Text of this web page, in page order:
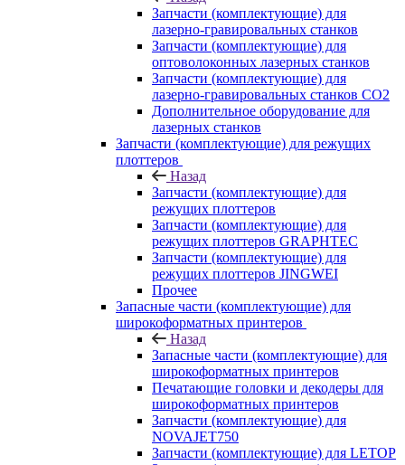
Запчасти (комплектующие) для
лазерно-гравировальных станков
Запчасти (комплектующие) для
оптоволоконных лазерных станков
Запчасти (комплектующие) для
лазерно-гравировальных станков CO2
Дополнительное оборудование для
лазерных станков
Запчасти (комплектующие) для режущих
плоттеров
Назад
Запчасти (комплектующие) для
режущих плоттеров
Запчасти (комплектующие) для
режущих плоттеров GRAPHTEC
Запчасти (комплектующие) для
режущих плоттеров JINGWEI
Прочее
Запасные части (комплектующие) для
широкоформатных принтеров
Назад
Запасные части (комплектующие) для
широкоформатных принтеров
Печатающие головки и декодеры для
широкоформатных принтеров
Запчасти (комплектующие) для
NOVAJET750
Запчасти (комплектующие) для LETOP